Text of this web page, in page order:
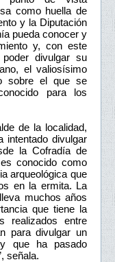
como huella de
y la Diputación
pueda conocer y
y, con este
divulgar su
el valiosísimo
sobre el que se
para los
de la localidad,
intentado divulgar
la Cofradía de
conocido como
arqueológica que
en la ermita. La
muchos años
que tiene la
realizados entre
para divulgar un
que ha pasado
señala.